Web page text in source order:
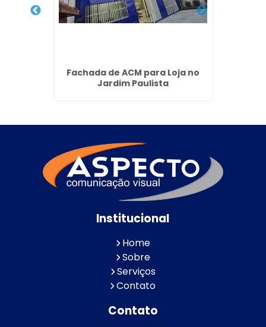
Fachada de ACM para Loja no
Jardim Paulista
Institucional
Home
Sobre
Serviços
Contato
Contato